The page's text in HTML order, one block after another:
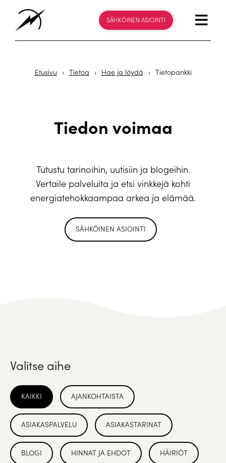
SÄHKÖINEN ASIOINTI
Etusivu › Tietoa › Hae ja löydä › Tietopankki
Tiedon voimaa
Tutustu tarinoihin, uutisiin ja blogeihin.
Vertaile palveluita ja etsi vinkkejä kohti
energiatehokkaampaa arkea ja elämää.
SÄHKÖINEN ASIOINTI
Valitse aihe
KAIKKI AJANKOHTAISTA
ASIAKASPALVELU ASIAKASTARINAT
BLOGI HINNAT JA EHDOT HÄIRIÖT